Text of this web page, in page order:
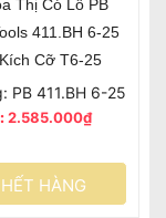
Thị Có Lỗ PB
411.BH 6-25
Cỡ T6-25
PB 411.BH 6-25
2.585.000₫
HẾT HÀNG